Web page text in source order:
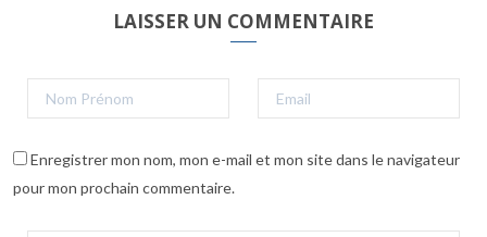
LAISSER UN COMMENTAIRE
Enregistrer mon nom, mon e-mail et mon site dans le navigateur
pour mon prochain commentaire.